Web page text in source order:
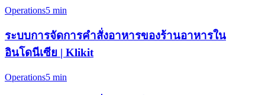
Operations5 min
ระบบการจัดการคำสั่งอาหารของร้านอาหารใน
อินโดนีเซีย | Klikit
Operations5 min